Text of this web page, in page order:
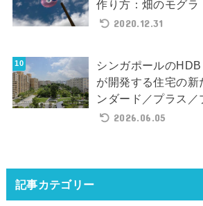
作り方：畑のモグラ
2020.12.31
シンガポールのHDB
が開発する住宅の新
ンダード／プラス／
2026.06.05
記事カテゴリー